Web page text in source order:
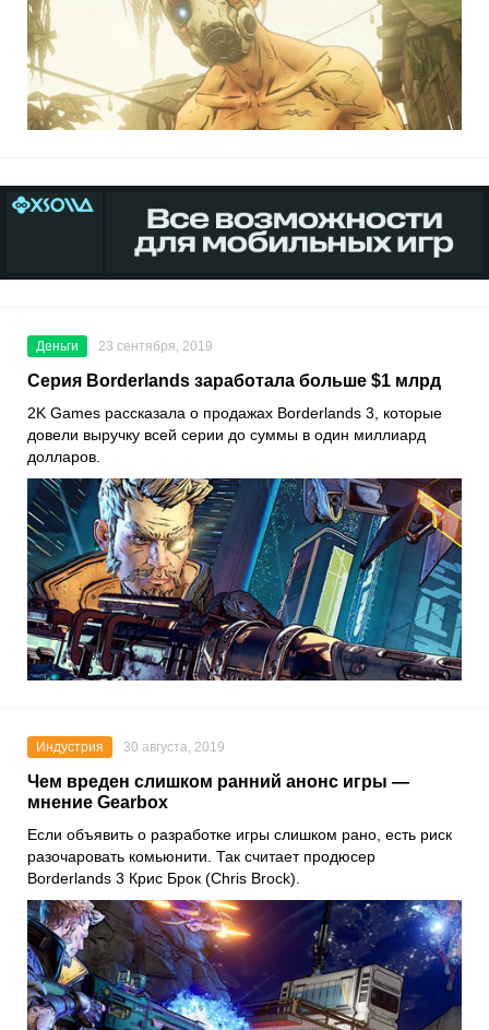
Деньги 23 сентября, 2019
Серия Borderlands заработала больше $1 млрд
2K Games рассказала о продажах Borderlands 3, которые
довели выручку всей серии до суммы в один миллиард
долларов.
Индустрия 30 августа, 2019
Чем вреден слишком ранний анонс игры —
мнение Gearbox
Если объявить о разработке игры слишком рано, есть риск
разочаровать комьюнити. Так считает продюсер
Borderlands 3 Крис Брок (Chris Brock).